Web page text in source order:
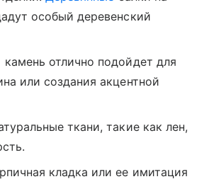
особый деревенский
отлично подойдет для
или создания акцентной
ткани, такие как лен,
кладка или ее имитация